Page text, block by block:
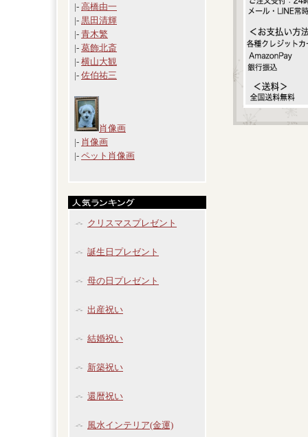
|- 高橋由一
|- 黒田清輝
|- 青木繁
|- 葛飾北斎
|- 横山大観
|- 佐伯祐三
肖像画
|- 肖像画
|- ペット肖像画
クリスマスプレゼント
誕生日プレゼント
母の日プレゼント
出産祝い
結婚祝い
新築祝い
還暦祝い
風水インテリア(金運)